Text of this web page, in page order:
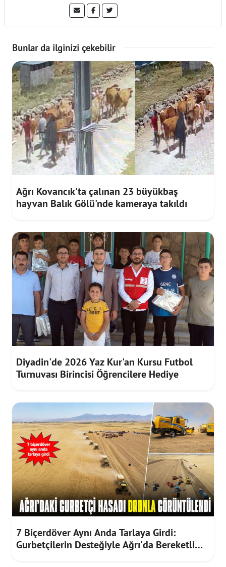
Bunlar da ilginizi çekebilir
Ağrı Kovancık'ta çalınan 23 büyükbaş
hayvan Balık Gölü'nde kameraya takıldı
Diyadin'de 2026 Yaz Kur'an Kursu Futbol
Turnuvası Birincisi Öğrencilere Hediye
7 Biçerdöver Aynı Anda Tarlaya Girdi:
Gurbetçilerin Desteğiyle Ağrı'da Bereketli